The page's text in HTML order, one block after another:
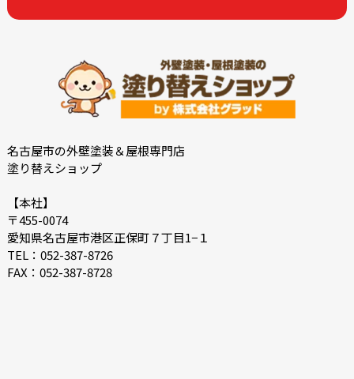
2022-07
2022-06
2022-03
2022-02
2021-09
2021-08
2021-02
2021-01
2020-11
2020-08
2018-10
名古屋市の外壁塗装＆屋根専門店
塗り替えショップ
【本社】
〒455-0074
愛知県名古屋市港区正保町７丁目1−１
TEL：052-387-8726
FAX：052-387-8728